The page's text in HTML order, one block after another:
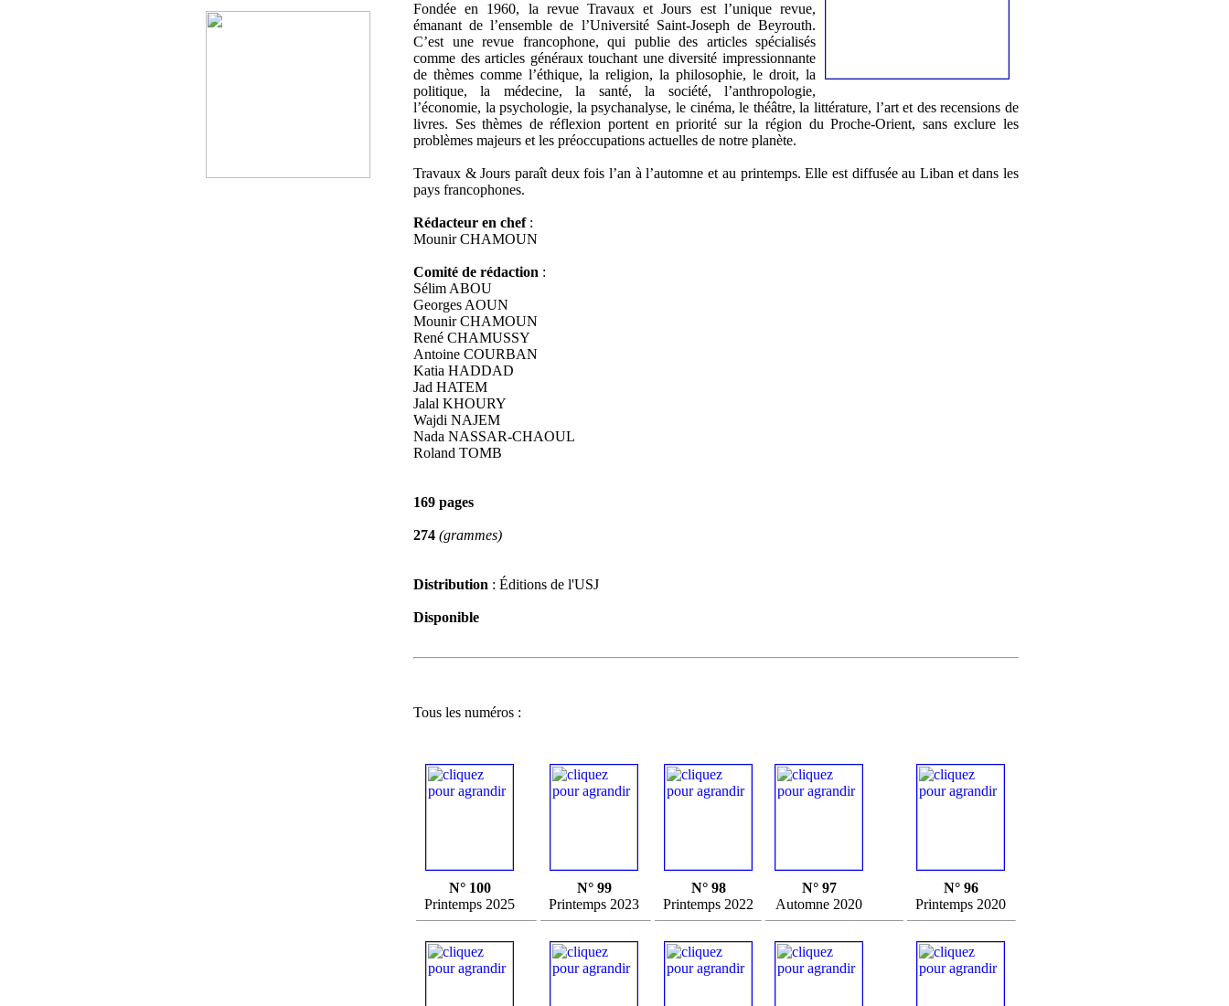
Fondée en 1960, la revue Travaux et Jours est l’unique revue,
émanant de l’ensemble de l’Université Saint-Joseph de Beyrouth.
C’est une revue francophone, qui publie des articles spécialisés
comme des articles généraux touchant une diversité impressionnante
de thèmes comme l’éthique, la religion, la philosophie, le droit, la
politique, la médecine, la santé, la société, l’anthropologie,
l’économie, la psychologie, la psychanalyse, le cinéma, le théâtre, la littérature, l’art et des recensions de
livres. Ses thèmes de réflexion portent en priorité sur la région du Proche-Orient, sans exclure les
problèmes majeurs et les préoccupations actuelles de notre planète.
Travaux & Jours paraît deux fois l’an à l’automne et au printemps. Elle est diffusée au Liban et dans les
pays francophones.
Rédacteur en chef:
Mounir CHAMOUN
Comité de rédaction :
Sélim ABOU
Georges AOUN
Mounir CHAMOUN
René CHAMUSSY
Antoine COURBAN
Katia HADDAD
Jad HATEM
Jalal KHOURY
Wajdi NAJEM
Nada NASSAR-CHAOUL
Roland TOMB
169 pages
274 (grammes)
Distribution : Éditions de l'USJ
Disponible
Tous les numéros :
N° 100
Printemps 2025
N° 99
Printemps 2023
N° 98
Printemps 2022
N° 97
Automne 2020
N° 96
Printemps 2020